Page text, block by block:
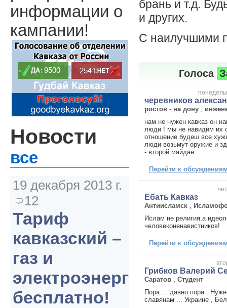
брань и т.д.
и других.
С наилучшими
Голоса
черевников
ростов - на дону
нам не нужен кавказ он
люди ! мы не навидим их
отношение будеш все
люди возьмут оружие и
- второй майдан
Перейти к
Ебать Кавказ
Антиисламск
Ислам не религия,а
человеконенавистников!
Перейти к
Грибков Валерий
Саратов
Студент
Пора ... давно пора .
славянам ... Украине ,
информации о
кампании!
Новости
все
19 декабря 2013 г.
12
Тариф
кавказский –
газ и
электроэнергия
бесплатно!